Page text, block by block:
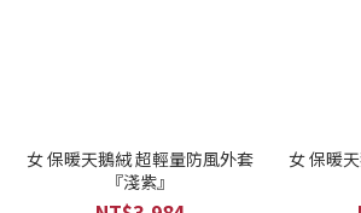
女 保暖天鵝絨 超輕量防風外套
『淺紫』
女 保暖